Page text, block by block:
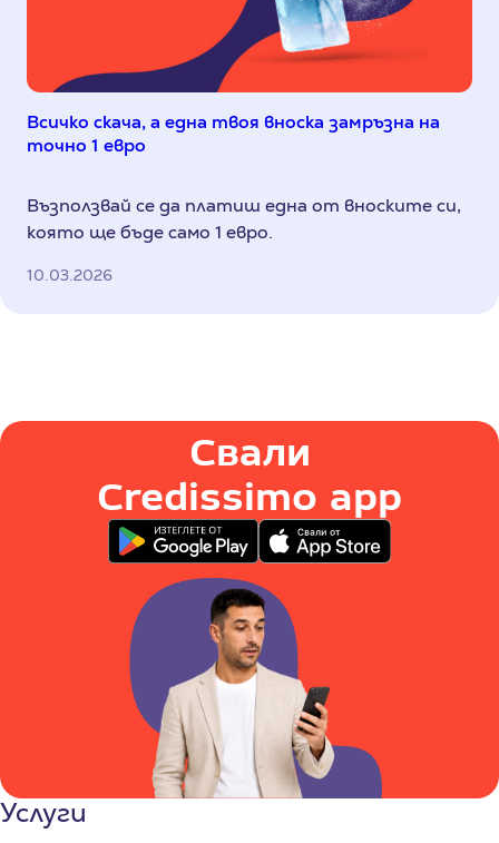
Всичко скача, а една твоя вноска замръзна на
точно 1 евро
Възползвай се да платиш една от вноските си,
която ще бъде само 1 евро.
10.03.2026
Свали
Credissimo app
Услуги